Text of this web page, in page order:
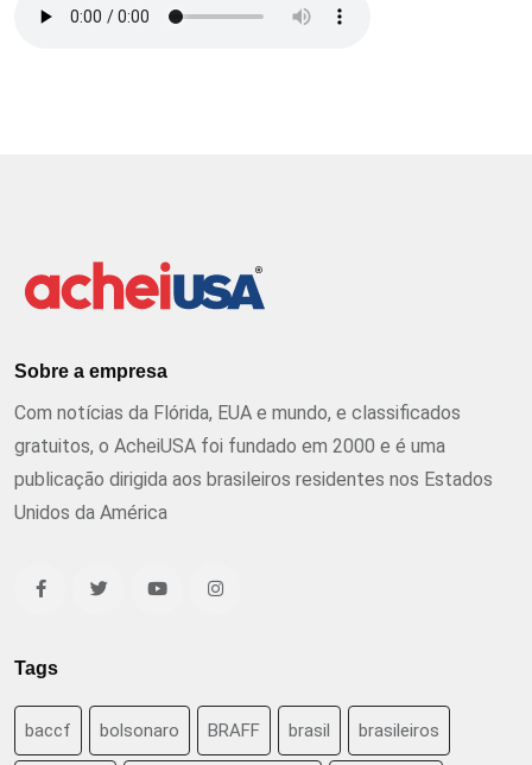
Sobre a empresa
Com notícias da Flórida, EUA e mundo, e classificados
gratuitos, o AcheiUSA foi fundado em 2000 e é uma
publicação dirigida aos brasileiros residentes nos Estados
Unidos da América
Tags
baccf bolsonaro BRAFF brasil brasileiros